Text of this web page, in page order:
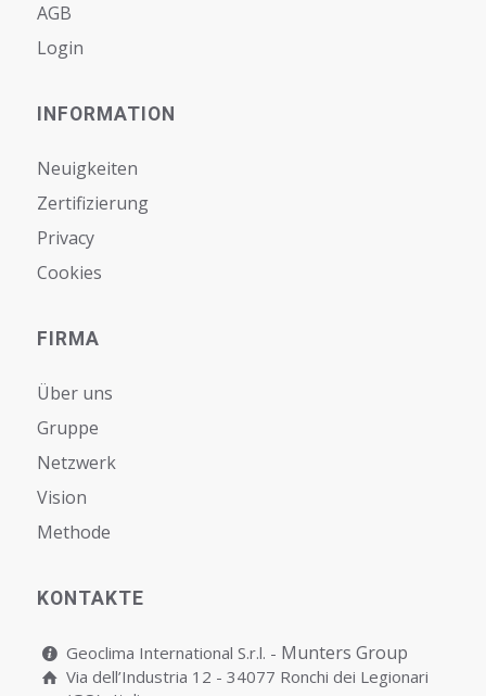
AGB
Login
INFORMATION
Neuigkeiten
Zertifizierung
Privacy
Cookies
FIRMA
Über uns
Gruppe
Netzwerk
Vision
Мethode
KONTAKTE
Geoclima International S.r.l. - Munters Group
Via dell’Industria 12 - 34077 Ronchi dei Legionari